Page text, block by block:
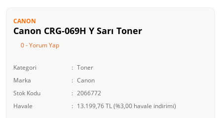
CANON
Canon CRG-069H Y Sarı Toner
0 - Yorum Yap
Kategori
Toner
Marka
Canon
Stok Kodu
2066772
Havale
13.199,76 TL (%3,00 havale indirimi)